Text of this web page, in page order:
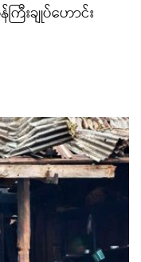
ြီးချုပ်ဟောင်း